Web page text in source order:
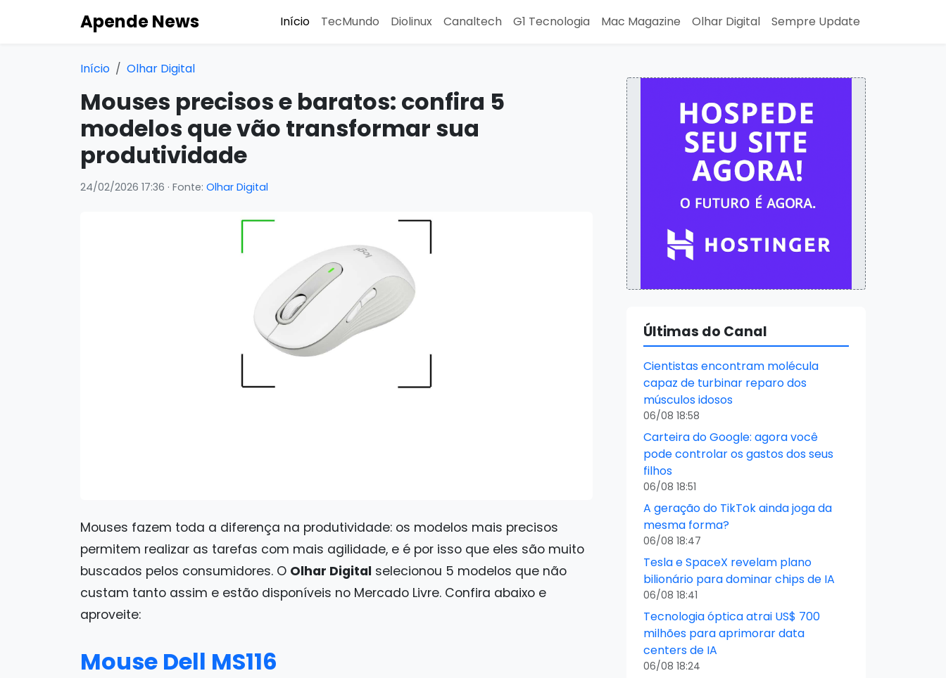
Apende News Início TecMundo Diolinux Canaltech G1 Tecnologia Mac Magazine Olhar Digital Sempre Update
Início Olhar Digital
Mouses precisos e baratos: confira 5
modelos que vão transformar sua
produtividade
24/02/2026 17:36 · Fonte: Olhar Digital
Mouses fazem toda a diferença na produtividade: os modelos mais precisos
permitem realizar as tarefas com mais agilidade, e é por isso que eles são muito
buscados pelos consumidores. O Olhar Digital selecionou 5 modelos que não
custam tanto assim e estão disponíveis no Mercado Livre. Confira abaixo e
aproveite:
Mouse Dell MS116
Últimas do Canal
Cientistas encontram molécula
capaz de turbinar reparo dos
músculos idosos
06/08 18:58
Carteira do Google: agora você
pode controlar os gastos dos seus
filhos
06/08 18:51
A geração do TikTok ainda joga da
mesma forma?
06/08 18:47
Tesla e SpaceX revelam plano
bilionário para dominar chips de IA
06/08 18:41
Tecnologia óptica atrai US$ 700
milhões para aprimorar data
centers de IA
06/08 18:24